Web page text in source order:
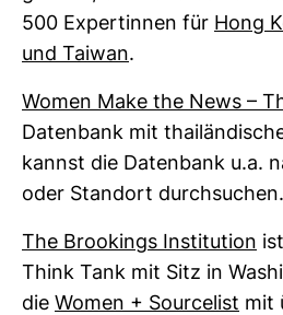
500 Exper­tinnen für Hong
und Taiwan.
Women Make the News –
Daten­bank mit
kannst die Daten­bank u.a.
oder Standort durch­su­chen.
The Broo­kings Insti­tu­tion
Think Tank mit Sitz in
die Women + Source­list mit